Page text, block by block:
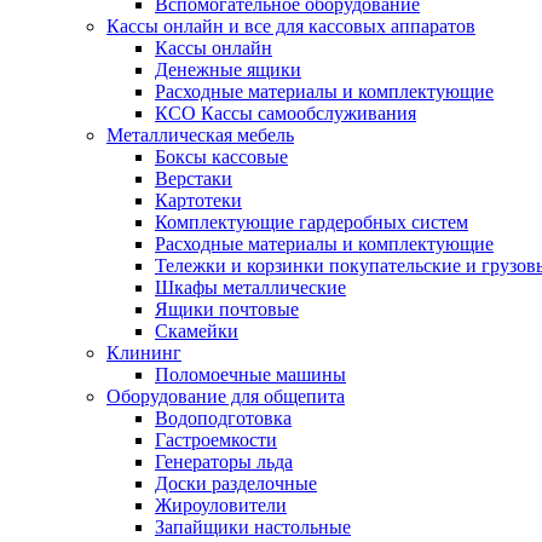
Вспомогательное оборудование
Кассы онлайн и все для кассовых аппаратов
Кассы онлайн
Денежные ящики
Расходные материалы и комплектующие
КСО Кассы самообслуживания
Металлическая мебель
Боксы кассовые
Верстаки
Картотеки
Комплектующие гардеробных систем
Расходные материалы и комплектующие
Тележки и корзинки покупательские и
Шкафы металлические
Ящики почтовые
Скамейки
Клининг
Поломоечные машины
Оборудование для общепита
Водоподготовка
Гастроемкости
Генераторы льда
Доски разделочные
Жироуловители
Запайщики настольные